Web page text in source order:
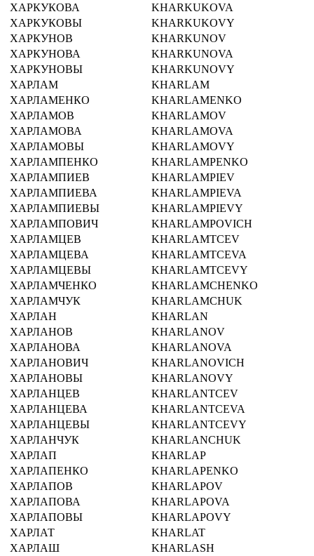
ХАРКУКОВА
KHARKUKOVA
ХАРКУКОВЫ
KHARKUKOVY
ХАРКУНОВ
KHARKUNOV
ХАРКУНОВА
KHARKUNOVA
ХАРКУНОВЫ
KHARKUNOVY
ХАРЛАМ
KHARLAM
ХАРЛАМЕНКО
KHARLAMENKO
ХАРЛАМОВ
KHARLAMOV
ХАРЛАМОВА
KHARLAMOVA
ХАРЛАМОВЫ
KHARLAMOVY
ХАРЛАМПЕНКО
KHARLAMPENKO
ХАРЛАМПИЕВ
KHARLAMPIEV
ХАРЛАМПИЕВА
KHARLAMPIEVA
ХАРЛАМПИЕВЫ
KHARLAMPIEVY
ХАРЛАМПОВИЧ
KHARLAMPOVICH
ХАРЛАМЦЕВ
KHARLAMTCEV
ХАРЛАМЦЕВА
KHARLAMTCEVA
ХАРЛАМЦЕВЫ
KHARLAMTCEVY
ХАРЛАМЧЕНКО
KHARLAMCHENKO
ХАРЛАМЧУК
KHARLAMCHUK
ХАРЛАН
KHARLAN
ХАРЛАНОВ
KHARLANOV
ХАРЛАНОВА
KHARLANOVA
ХАРЛАНОВИЧ
KHARLANOVICH
ХАРЛАНОВЫ
KHARLANOVY
ХАРЛАНЦЕВ
KHARLANTCEV
ХАРЛАНЦЕВА
KHARLANTCEVA
ХАРЛАНЦЕВЫ
KHARLANTCEVY
ХАРЛАНЧУК
KHARLANCHUK
ХАРЛАП
KHARLAP
ХАРЛАПЕНКО
KHARLAPENKO
ХАРЛАПОВ
KHARLAPOV
ХАРЛАПОВА
KHARLAPOVA
ХАРЛАПОВЫ
KHARLAPOVY
ХАРЛАТ
KHARLAT
ХАРЛАШ
KHARLASH